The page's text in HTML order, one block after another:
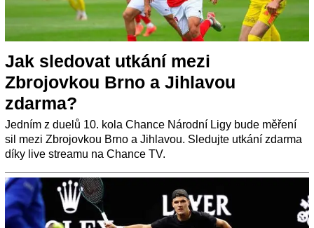
Jak sledovat utkání mezi
Zbrojovkou Brno a Jihlavou
zdarma?
Jedním z duelů 10. kola Chance Národní Ligy bude měření
sil mezi Zbrojovkou Brno a Jihlavou. Sledujte utkání zdarma
díky live streamu na Chance TV.